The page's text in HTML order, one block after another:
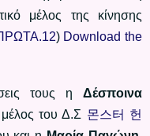
μέλος της κίνησης
) Download the
τους η Δέσποινα
του Δ.Σ 몬스터 헌